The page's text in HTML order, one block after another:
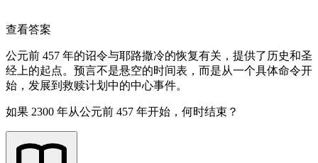
查看答案
公元前 457 年的诏令与耶路撒冷的恢复有关，提供了历史和圣
经上的起点。预言不是悬空的时间表，而是从一个具体命令开
始，发展到救赎计划中的中心事件。
如果 2300 年从公元前 457 年开始，何时结束？